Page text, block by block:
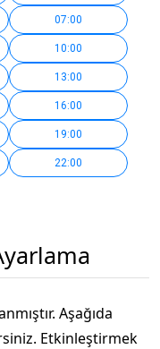
07:00
10:00
13:00
16:00
19:00
22:00
Aşağıda
Etkinleştirmek